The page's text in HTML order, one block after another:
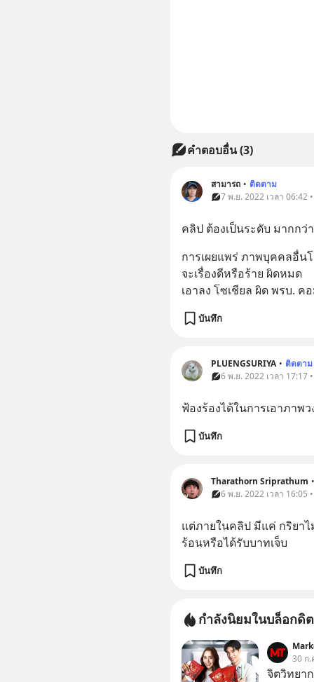
คำตอบอื่น(3)
สามารถ • ติดตาม
7 พ.ย. 2022 เวลา 06:42
คลิป ต้องเป็นระดับ มากกว่
การเผยแพร่ ภาพบุคคลอื่น
จะเรื่องดีหรือร้าย ผิดหมด
เอาลง โซเชียล ผิด พรบ. ค
บันทึก
PLUENGSURIYA • ติดตาม
6 พ.ย. 2022 เวลา 17:17
ฟ้องร้องได้ในการเอาภาพ
บันทึก
Tharathorn Sriprathum •
6 พ.ย. 2022 เวลา 16:05
แต่ภายในคลิป มีแค่ กริยาไ
ร้อนหรือได้รับบาทเจ็บ
บันทึก
กำลังนิยมในบล็อกดิต
30 ก.
จิตวิทยา